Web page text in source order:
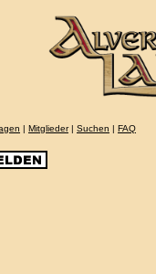
| Mitglieder| Suchen | FAQ